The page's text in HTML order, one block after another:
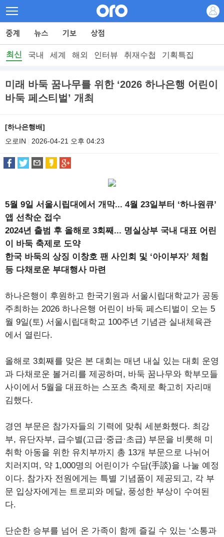
최신 국내 세계 해외 인터뷰 취재수첩 기획특집
미래 바둑 꿈나무를 위한 ‘2026 하나은행 어린이
바둑 페스티벌’ 개최
[하나은행배]
오로IN
2026-04-21 오후 04:23
5월 9일 서울시립대에서 개막... 4월 23일부터 ‘하나원큐’
앱 선착순 접수
2024년 출범 후 올해로 3회째... 명실상부 국내 대표 어린
이 바둑 축제로 도약
한국 바둑의 상징 이창호 팬 사인회 및 ‘아이부자’ 체험
등 다채로운 부대행사 마련
하나은행이 후원하고 한국기원과 서울시립대학교가 공동
주최하는 2026 하나은행 어린이 바둑 페스티벌이 오는 5
월 9일(토) 서울시립대학교 100주년 기념관 실내체육관
에서 열린다.
올해로 3회째를 맞은 본 대회는 매년 내실 있는 대회 운영
과 다채로운 볼거리를 제공하며, 바둑 꿈나무와 학부모들
사이에서 5월을 대표하는 스포츠 축제로 확고히 자리매
김했다.
경연 부문은 참가자들의 기력에 맞춰 세분화했다. 최강
부, 유단자부, 급수별(고급·중급·초급) 부문을 비롯해 미
취학 아동을 위한 유치부까지 총 13개 부문으로 나뉘어
치러지며, 약 1,000명의 어린이가 수담(手談)을 나눌 예정
이다. 참가자 전원에게는 특별 기념품이 제공되고, 각 부
문 입상자에게는 트로피와 메달, 풍성한 부상이 수여된
다.
단순한 승부를 넘어 온 가족이 함께 즐길 수 있는 ‘소통과